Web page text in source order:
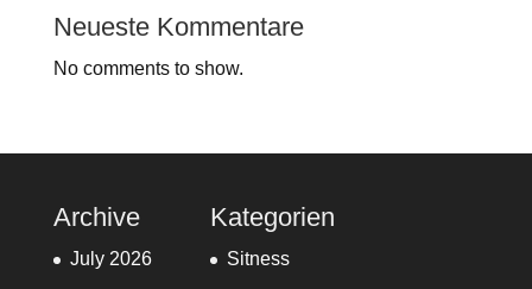
Neueste Kommentare
No comments to show.
Archive
July 2026
Kategorien
Sitness